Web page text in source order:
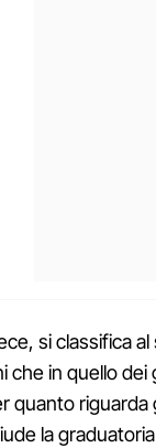
si classifica
che in quello
quanto
la